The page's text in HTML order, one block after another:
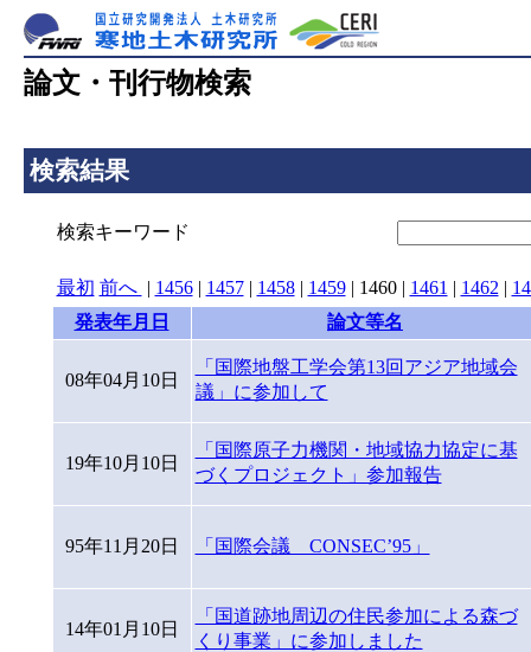
論文・刊行物検索
検索結果
検索キーワード
最初 前へ | 1456| 1457| 1458| 1459| 1460| 1461 | 1462 |
発表年月日
論文等名
08年04月10日
「国際地盤工学会第13回アジア地域会
議」に参加して
19年10月10日
「国際原子力機関・地域協力協定に基
づくプロジェクト」参加報告
95年11月20日 「国際会議 CONSEC’95」
14年01月10日
「国道跡地周辺の住民参加による森づ
くり事業」に参加しました